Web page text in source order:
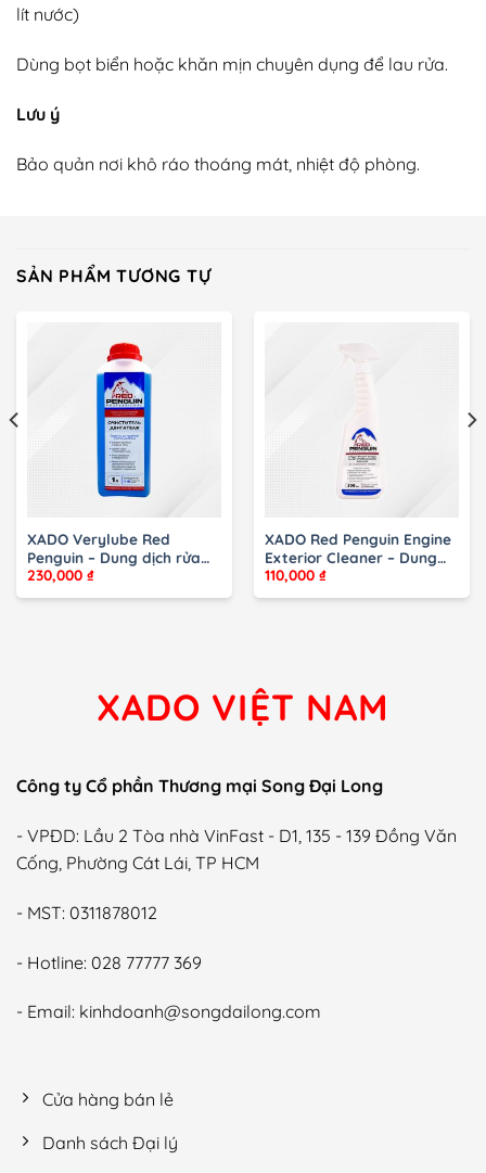
lít nước)
Dùng bọt biển hoặc khăn mịn chuyên dụng để lau rửa.
Lưu ý
Bảo quản nơi khô ráo thoáng mát, nhiệt độ phòng.
SẢN PHẨM TƯƠNG TỰ
XADO Verylube Red
Penguin – Dung dịch rửa
lốc máy
230,000 ₫
XADO Red Penguin Engine
Exterior Cleaner – Dung
dịch rửa lốc máy đậm đặc
110,000 ₫
XADO VIỆT NAM
Công ty Cổ phần Thương mại Song Đại Long
- VPĐD: Lầu 2 Tòa nhà VinFast - D1, 135 - 139 Đồng Văn
Cống, Phường Cát Lái, TP HCM
- MST: 0311878012
- Hotline: 028 77777 369
- Email: kinhdoanh@songdailong.com
Cửa hàng bán lẻ
Danh sách Đại lý